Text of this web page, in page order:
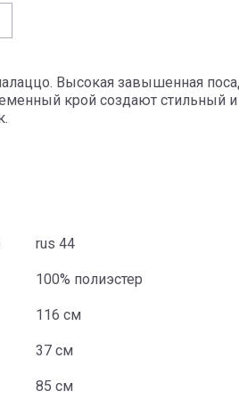
Высокая завышенная
крой создают стильный и
rus 44
100% полиэстер
116 см
37 см
85 см